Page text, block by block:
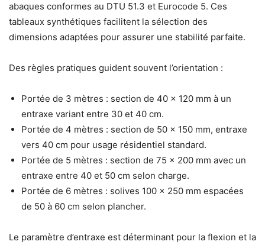
abaques conformes au DTU 51.3 et Eurocode 5. Ces
tableaux synthétiques facilitent la sélection des
dimensions adaptées pour assurer une stabilité parfaite.
Des règles pratiques guident souvent l’orientation :
Portée de 3 mètres : section de 40 x 120 mm à un
entraxe variant entre 30 et 40 cm.
Portée de 4 mètres : section de 50 x 150 mm, entraxe
vers 40 cm pour usage résidentiel standard.
Portée de 5 mètres : section de 75 x 200 mm avec un
entraxe entre 40 et 50 cm selon charge.
Portée de 6 mètres : solives 100 x 250 mm espacées
de 50 à 60 cm selon plancher.
Le paramètre d’entraxe est déterminant pour la flexion et la